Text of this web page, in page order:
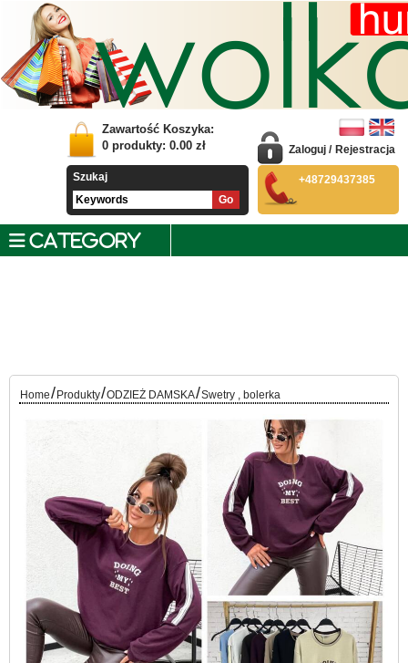
Zawartość Koszyka:
0 produkty: 0.00 zł
Szukaj
Zaloguj / Rejestracja
+48729437385
CATEGORY
Home/ Produkty/ODZIEŻ DAMSKA/Swetry , bolerka